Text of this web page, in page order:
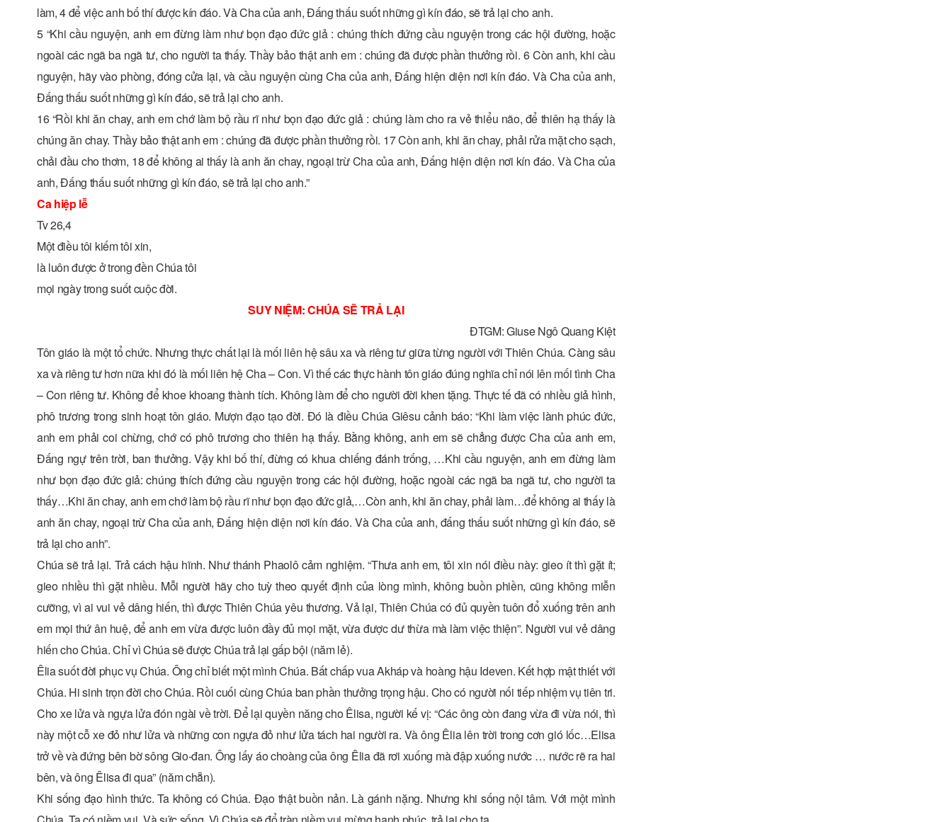
làm, 4 để việc anh bố thí được kín đáo. Và Cha của anh, Đấng thấu suốt những gì kín đáo, sẽ trả lại cho anh.
5 “Khi cầu nguyện, anh em đừng làm như bọn đạo đức giả : chúng thích đứng cầu nguyện trong các hội đường, hoặc
ngoài các ngã ba ngã tư, cho người ta thấy. Thầy bảo thật anh em : chúng đã được phần thưởng rồi. 6 Còn anh, khi cầu
nguyện, hãy vào phòng, đóng cửa lại, và cầu nguyện cùng Cha của anh, Đấng hiện diện nơi kín đáo. Và Cha của anh,
Đấng thấu suốt những gì kín đáo, sẽ trả lại cho anh.
16 “Rồi khi ăn chay, anh em chớ làm bộ rầu rĩ như bọn đạo đức giả : chúng làm cho ra vẻ thiểu não, để thiên hạ thấy là
chúng ăn chay. Thầy bảo thật anh em : chúng đã được phần thưởng rồi. 17 Còn anh, khi ăn chay, phải rửa mặt cho sạch,
chải đầu cho thơm, 18 để không ai thấy là anh ăn chay, ngoại trừ Cha của anh, Đấng hiện diện nơi kín đáo. Và Cha của
anh, Đấng thấu suốt những gì kín đáo, sẽ trả lại cho anh.”
Ca hiệp lễ
Tv 26,4
Một điều tôi kiếm tôi xin,
là luôn được ở trong đền Chúa tôi
mọi ngày trong suốt cuộc đời.
SUY NIỆM: CHÚA SẼ TRẢ LẠI
ĐTGM: Giuse Ngô Quang Kiệt
Tôn giáo là một tổ chức. Nhưng thực chất lại là mối liên hệ sâu xa và riêng tư giữa từng người với Thiên Chúa. Càng sâu
xa và riêng tư hơn nữa khi đó là mối liên hệ Cha – Con. Vì thế các thực hành tôn giáo đúng nghĩa chỉ nói lên mối tình Cha
– Con riêng tư. Không để khoe khoang thành tích. Không làm để cho người đời khen tặng. Thực tế đã có nhiều giả hình,
phô trương trong sinh hoạt tôn giáo. Mượn đạo tạo đời. Đó là điều Chúa Giêsu cảnh báo: “Khi làm việc lành phúc đức,
anh em phải coi chừng, chớ có phô trương cho thiên hạ thấy. Bằng không, anh em sẽ chẳng được Cha của anh em,
Đấng ngự trên trời, ban thưởng. Vậy khi bố thí, đừng có khua chiếng đánh trống, …Khi cầu nguyện, anh em đừng làm
như bọn đạo đức giả: chúng thích đứng cầu nguyện trong các hội đường, hoặc ngoài các ngã ba ngã tư, cho người ta
thấy…Khi ăn chay, anh em chớ làm bộ rầu rĩ như bọn đạo đức giả,…Còn anh, khi ăn chay, phải làm…để không ai thấy là
anh ăn chay, ngoại trừ Cha của anh, Đấng hiện diện nơi kín đáo. Và Cha của anh, đấng thấu suốt những gì kín đáo, sẽ
trả lại cho anh”.
Chúa sẽ trả lại. Trả cách hậu hĩnh. Như thánh Phaolô cảm nghiệm. “Thưa anh em, tôi xin nói điều này: gieo ít thì gặt ít;
gieo nhiều thì gặt nhiều. Mỗi người hãy cho tuỳ theo quyết định của lòng mình, không buồn phiền, cũng không miễn
cưỡng, vì ai vui vẻ dâng hiến, thì được Thiên Chúa yêu thương. Vả lại, Thiên Chúa có đủ quyền tuôn đổ xuống trên anh
em mọi thứ ân huệ, để anh em vừa được luôn đầy đủ mọi mặt, vừa được dư thừa mà làm việc thiện”. Người vui vẻ dâng
hiến cho Chúa. Chỉ vì Chúa sẽ được Chúa trả lại gấp bội (năm lẻ).
Êlia suốt đời phục vụ Chúa. Ông chỉ biết một mình Chúa. Bất chấp vua Akháp và hoàng hậu Ideven. Kết hợp mật thiết với
Chúa. Hi sinh trọn đời cho Chúa. Rồi cuối cùng Chúa ban phần thưởng trọng hậu. Cho có người nối tiếp nhiệm vụ tiên tri.
Cho xe lửa và ngựa lửa đón ngài về trời. Để lại quyền năng cho Êlisa, người kế vị: “Các ông còn đang vừa đi vừa nói, thì
này một cỗ xe đỏ như lửa và những con ngựa đỏ như lửa tách hai người ra. Và ông Êlia lên trời trong cơn gió lốc…Elisa
trở về và đứng bên bờ sông Gio-đan. Ông lấy áo choàng của ông Êlia đã rơi xuống mà đập xuống nước … nước rẽ ra hai
bên, và ông Êlisa đi qua” (năm chẵn).
Khi sống đạo hình thức. Ta không có Chúa. Đạo thật buồn nản. Là gánh nặng. Nhưng khi sống nội tâm. Với một mình